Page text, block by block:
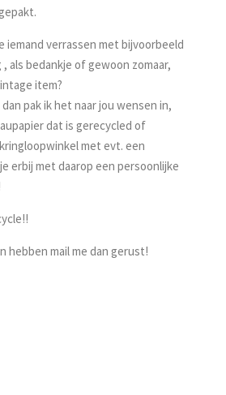
verrassen met bijvoorbeeld
als bedankje of gewoon zomaar,
item?
pak ik het naar jou wensen in,
dat is gerecycled of
met evt. een
erbij met daarop een persoonlijke
hebben mail me dan gerust!